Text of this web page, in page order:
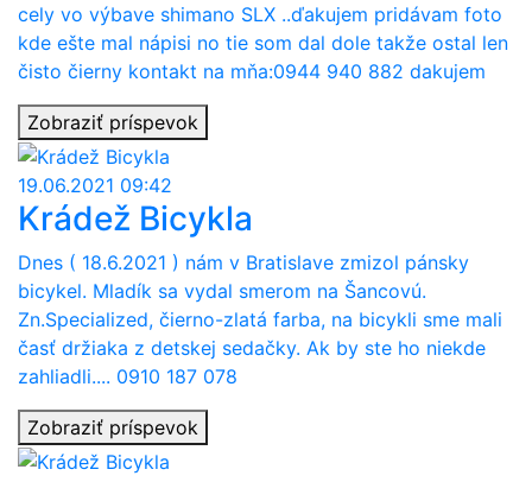
cely vo výbave shimano SLX ..ďakujem pridávam foto
kde ešte mal nápisi no tie som dal dole takže ostal len
čisto čierny kontakt na mňa:0944 940 882 dakujem
Zobraziť príspevok
19.06.2021 09:42
Krádež Bicykla
Dnes ( 18.6.2021 ) nám v Bratislave zmizol pánsky
bicykel. Mladík sa vydal smerom na Šancovú.
Zn.Specialized, čierno-zlatá farba, na bicykli sme mali
časť držiaka z detskej sedačky. Ak by ste ho niekde
zahliadli.... 0910 187 078
Zobraziť príspevok